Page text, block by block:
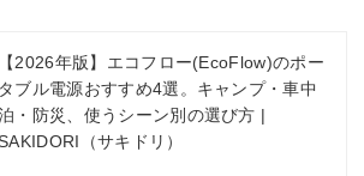
【2026年版】エコフロー(EcoFlow)のポー
タブル電源おすすめ4選。キャンプ・車中
・防災、使うシーン別の選び方 |
（サキドリ）